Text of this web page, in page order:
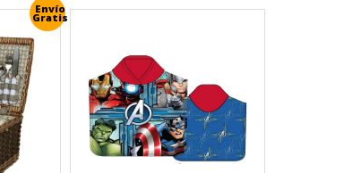
Envío
Gratis